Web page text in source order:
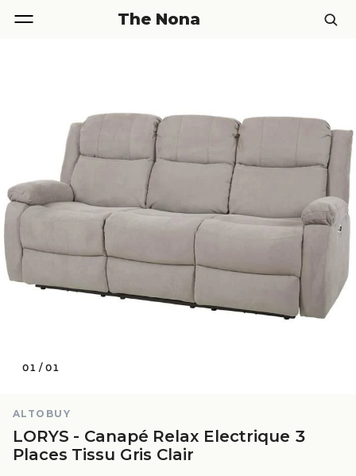
The Nona
01 /01
ALTOBUY
LORYS - Canapé Relax Electrique 3
Places Tissu Gris Clair